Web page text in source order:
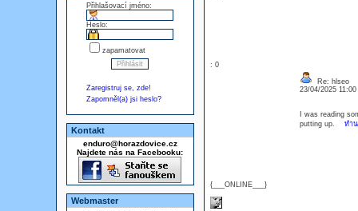
Přihlašovací jméno:
Heslo:
zapamatovat
Zaregistruj se, zde!
Zapomněl(a) jsi heslo?
Kontakt
enduro@horazdovice.cz
Najdete nás na Facebooku:
Webmaster
: 0
{___ONLINE___}
Re: hlseo
23/04/2025
I was reading
putting up. ทำ